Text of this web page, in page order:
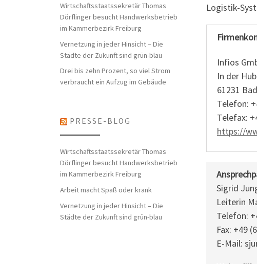
Logistik-
Infios
In der
61231
Telefon:
Telefax:
https://
Sigrid
Leiterin
Telefon:
Fax: +49
E-Mail:
Wirtschaftsstaatssekretär Thomas
Dörflinger besucht Handwerksbetrieb
im Kammerbezirk Freiburg
Vernetzung in jeder Hinsicht – Die
Städte der Zukunft sind grün-blau
Drei bis zehn Prozent, so viel Strom
verbraucht ein Aufzug im Gebäude
PRESSE-BLOG
Wirtschaftsstaatssekretär Thomas
Dörflinger besucht Handwerksbetrieb
im Kammerbezirk Freiburg
Arbeit macht Spaß oder krank
Vernetzung in jeder Hinsicht – Die
Städte der Zukunft sind grün-blau